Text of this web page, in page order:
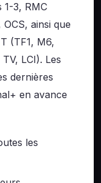
1-3, RMC
ainsi que
(TF1, M6,
LCI). Les
dernières
en avance
les